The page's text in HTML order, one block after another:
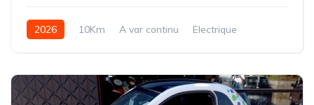
2026 10Km A var continu Electrique